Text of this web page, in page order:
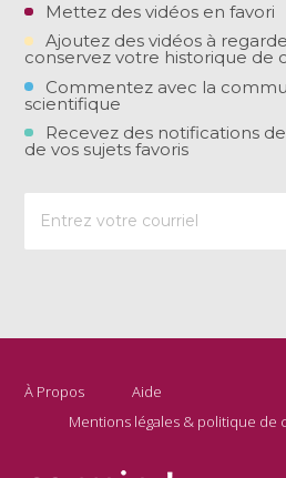
Mettez des vidéos en favori
Ajoutez des vidéos à
conservez votre historique de
Commentez avec la
scientifique
Recevez des notifications
de vos sujets favoris
À Propos
Aide
Mentions légales & politique de